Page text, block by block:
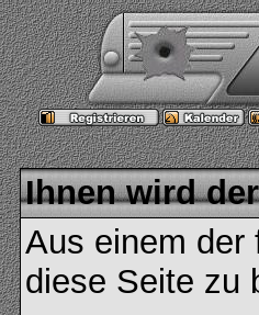
Ihnen wird
Aus einem der
diese Seite zu